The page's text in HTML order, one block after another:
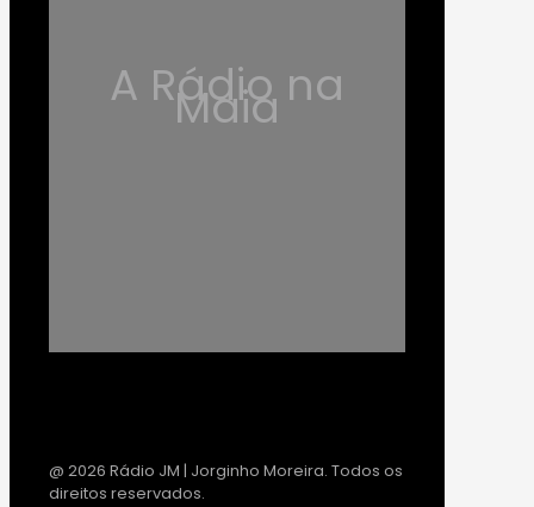
A Rádio na
Maia
@ 2026 Rádio JM | Jorginho Moreira. Todos os
direitos reservados.